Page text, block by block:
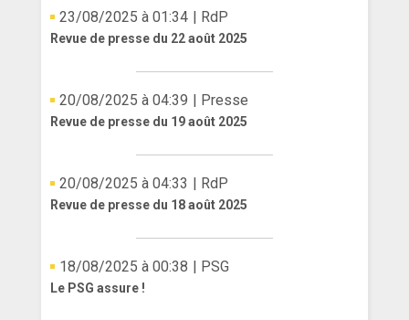
ALLEMAGNE23/08/2025 à 01:34 | RdP
Revue de presse du 22 août 2025
20/08/2025 à 04:39 | Presse
Revue de presse du 19 août 2025
20/08/2025 à 04:33 | RdP
Revue de presse du 18 août 2025
18/08/2025 à 00:38 | PSG
Le PSG assure !